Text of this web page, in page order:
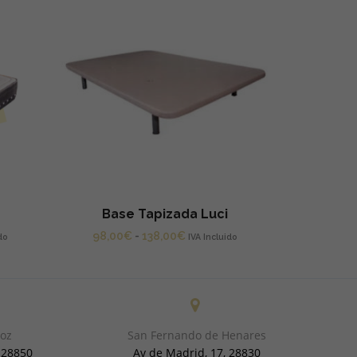
Base Tapizada Luci
98,00€ - 138,00€ Rango
98,00€
138,00€
IVA Incluido
San Fernando de Henares
Av de Madrid, 17, 28830